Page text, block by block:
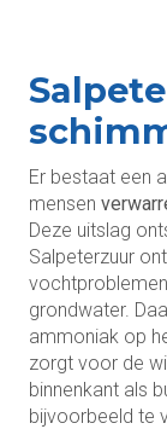
Er bestaat een
mensen
Deze uitslag
Salpeterzuur
grondwater.
ammoniak op
zorgt voor de
binnenkant als
bijvoorbeeld te